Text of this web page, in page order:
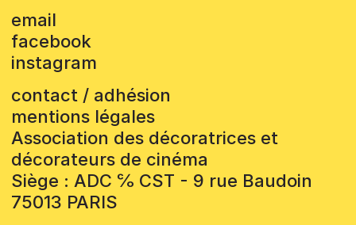
email
facebook
instagram
contact / adhésion
mentions légales
Association des décoratrices et
décorateurs de cinéma
Siège : ADC ℅ CST - 9 rue Baudoin
75013 PARIS